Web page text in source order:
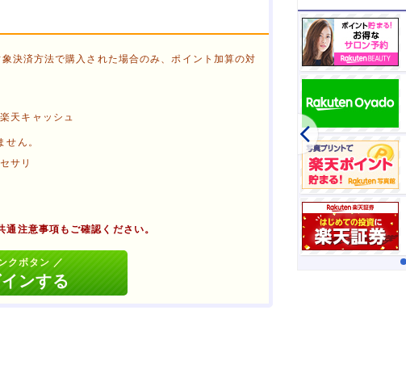
決済方法で購入された場合のみ、ポイント加算の対
天キャッシュ
ん。
サリ
注意事項もご確認ください。
じる
6